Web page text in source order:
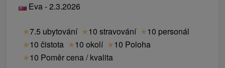
Eva - 2.3.2026
★7.5 ubytování ★10 stravování ★10 personál
★10 čistota ★10 okolí ★10 Poloha
★10 Poměr cena / kvalita